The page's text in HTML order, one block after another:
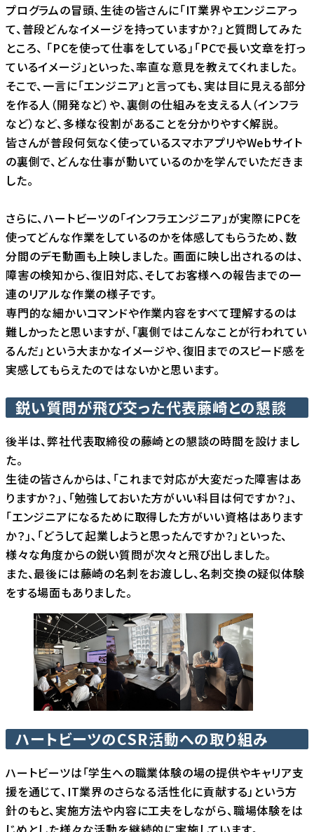
プログラムの冒頭、生徒の皆さんに「IT業界やエンジニアっ
て、普段どんなイメージを持っていますか？」と質問してみた
ところ、 「PCを使って仕事をしている」「PCで長い文章を打っ
ているイメージ」といった、率直な意見を教えてくれました。
そこで、一言に「エンジニア」と言っても、実は目に見える部分
を作る人（開発など）や、裏側の仕組みを支える人（インフラ
など）など、多様な役割があることを分かりやすく解説。
皆さんが普段何気なく使っているスマホアプリやWebサイト
の裏側で、どんな仕事が動いているのかを学んでいただきま
した。
さらに、ハートビーツの「インフラエンジニア」が実際にPCを
使ってどんな作業をしているのかを体感してもらうため、数
分間のデモ動画も上映しました。 画面に映し出されるのは、
障害の検知から、復旧対応、そしてお客様への報告までの一
連のリアルな作業の様子です。
専門的な細かいコマンドや作業内容をすべて理解するのは
難しかったと思いますが、「裏側ではこんなことが行われてい
るんだ」という大まかなイメージや、復旧までのスピード感を
実感してもらえたのではないかと思います。
鋭い質問が飛び交った代表藤崎との懇談
後半は、弊社代表取締役の藤崎との懇談の時間を設けまし
た。
生徒の皆さんからは、「これまで対応が大変だった障害はあ
りますか？」、「勉強しておいた方がいい科目は何ですか？」、
「エンジニアになるために取得した方がいい資格はあります
か？」、「どうして起業しようと思ったんですか？」といった、
様々な角度からの鋭い質問が次々と飛び出しました。
また、最後には藤崎の名刺をお渡しし、名刺交換の疑似体験
をする場面もありました。
ハートビーツのCSR活動への取り組み
ハートビーツは「学生への職業体験の場の提供やキャリア支
援を通じて、IT業界のさらなる活性化に貢献する」という方
針のもと、実施方法や内容に工夫をしながら、職場体験をは